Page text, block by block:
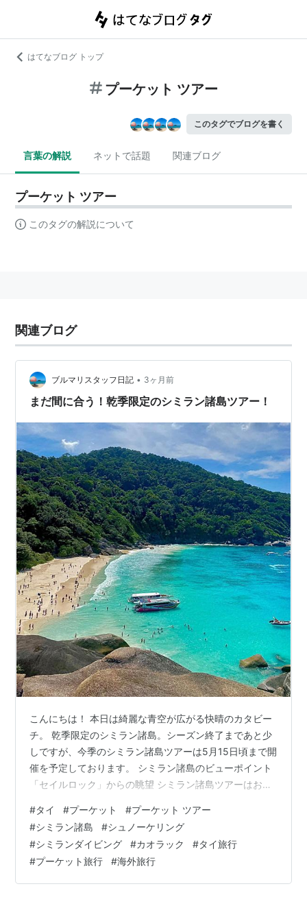
はてなブログ トップ
プーケット ツアー
このタグでブログを書く
言葉の解説 ネットで話題 関連ブログ
プーケット ツアー
このタグの解説について
関連ブログ
ブルマリスタッフ日記 • 3ヶ月前
まだ間に合う！乾季限定のシミラン諸島ツアー！
こんにちは！ 本日は綺麗な青空が広がる快晴のカタビー
チ。 乾季限定のシミラン諸島。シーズン終了まであと少
しですが、今季のシミラン諸島ツアーは5月15日頃まで開
催を予定しております。 シミラン諸島のビューポイント
「セイルロック」からの眺望 シミラン諸島ツアーはお子
ツ（朝発 or 少しゆっくり発）、リーズナブルで定番のス
ピードボート利用（朝発）があります。 ベーシックな英
語ガイド、当店の専属ガイド付きで安心の日本語ガイド
プランをご用意しております。 価格、出発時間、ボート
タイプ、日本語ガイド付きなどご希望に合わせてツアー
#タイ #プーケット #プーケット ツアー
#シミラン諸島 #シュノーケリング
#シミランダイビング #カオラック #タイ旅行
#プーケット旅行 #海外旅行